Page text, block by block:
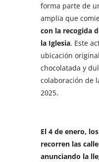
forma parte de
amplia que
con la recogida
la Iglesia. Este
ubicación
chocolatada y
colaboración de
2025.
El 4 de enero,
recorren las
anunciando la